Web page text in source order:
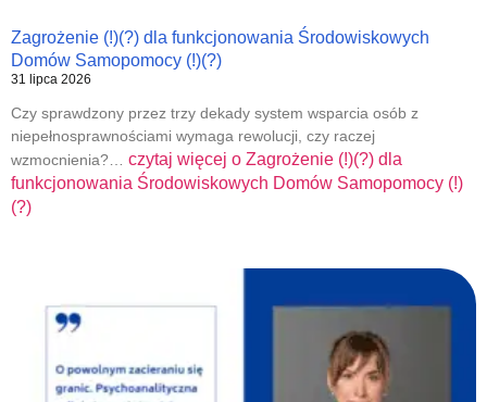
Zagrożenie (!)(?) dla funkcjonowania Środowiskowych
Domów Samopomocy (!)(?)
31 lipca 2026
Czy sprawdzony przez trzy dekady system wsparcia osób z
niepełnosprawnościami wymaga rewolucji, czy raczej
wzmocnienia?… czytaj więcej o Zagrożenie (!)(?) dla
funkcjonowania Środowiskowych Domów Samopomocy (!)
(?)